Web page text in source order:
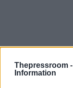
Thepressroom -
Information